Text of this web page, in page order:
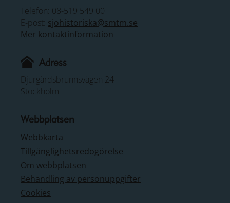
Telefon: 08-519 549 00
E-post: sjohistoriska@smtm.se
Mer kontaktinformation
Adress
Djurgårdsbrunnsvägen 24
Stockholm
Webbplatsen
Webbkarta
Tillgänglighetsredogörelse
Om webbplatsen
Behandling av personuppgifter
Cookies